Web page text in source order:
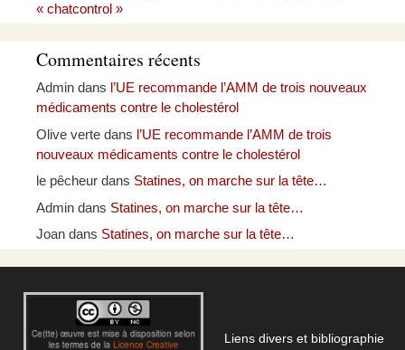
« chatcontrol »
Commentaires récents
Admin dans l’UE recommande l’AMM de trois nouveaux
médicaments contre le cholestérol
Olive verte dans l’UE recommande l’AMM de trois
nouveaux médicaments contre le cholestérol
le pêcheur dans Statines, on marche sur la tête…
Admin dans Statines, on marche sur la tête…
Joan dans Statines, on marche sur la tête…
Liens divers et bibliographie